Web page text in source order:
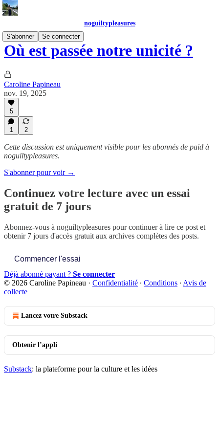
noguiltypleasures
S'abonner
Se connecter
Où est passée notre unicité ?
Caroline Papineau
nov. 19, 2025
5
1 2
Cette discussion est uniquement visible pour les abonnés de paid à
noguiltypleasures.
S'abonner pour voir →
Continuez votre lecture avec un essai
gratuit de 7 jours
Abonnez-vous à noguiltypleasures pour continuer à lire ce post et
obtenir 7 jours d'accès gratuit aux archives complètes des posts.
Commencer l'essai
Déjà abonné payant ? Se connecter
© 2026 Caroline Papineau · Confidentialité ∙ Conditions ∙ Avis de
collecte
Lancez votre Substack
Obtenir l’appli
Substack: la plateforme pour la culture et les idées